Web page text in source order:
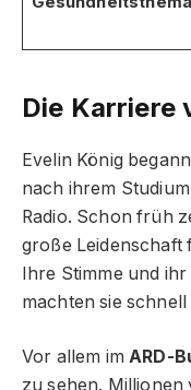
Die Karriere
Evelin König
nach ihrem
Radio. Schon früh
große Leidenschaft
Ihre Stimme und
machten sie
Vor allem imARD-
zu sehen.